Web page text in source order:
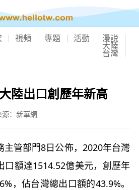
視頻 專題 活動 漫説
大陸
台灣
陸出口創歷年新高
源：新華網
管部門8日公佈，2020年台灣
口額達1514.52億美元，創歷年
，佔台灣總出口額的43.9%。